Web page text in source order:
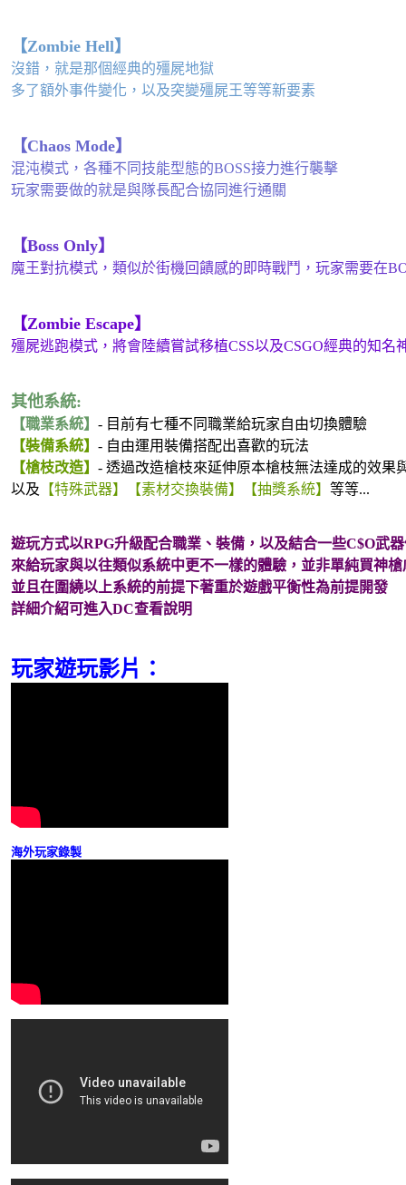
【Zombie Hell】
沒錯，就是那個經典的殭屍地獄
多了額外事件變化，以及突變殭屍王等等新要素
【Chaos Mode】
混沌模式，各種不同技能型態的BOSS接力進行襲擊
玩家需要做的就是與隊長配合協同進行通關
【Boss Only】
魔王對抗模式，類似於街機回饋感的即時戰鬥，玩家需要在
【Zombie Escape】
殭屍逃跑模式，將會陸續嘗試移植CSS以及CSGO經典的知名
其他系統:
【職業系統】 - 目前有七種不同職業給玩家自由切換體驗
【裝備系統】 - 自由運用裝備搭配出喜歡的玩法
【槍枝改造】 - 透過改造槍枝來延伸原本槍枝無法達成的效果
以及 【特殊武器】【素材交換裝備】【抽獎系統】 等等...
遊玩方式以RPG升級配合職業、裝備，以及結合一些C$O武
來給玩家與以往類似系統中更不一樣的體驗，並非單純買神
並且在圍繞以上系統的前提下著重於遊戲平衡性為前提開發
詳細介紹可進入DC查看說明
玩家遊玩影片：
海外玩家錄製